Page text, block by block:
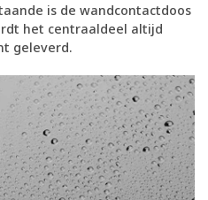
is de wandcontactdoos
het centraaldeel altijd
geleverd.